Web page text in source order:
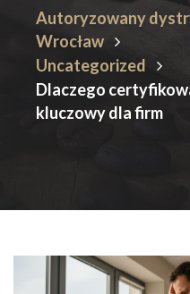
Autoryzowany
Wrocław
Uncategorized
Dlaczego
kluczowy dla firm